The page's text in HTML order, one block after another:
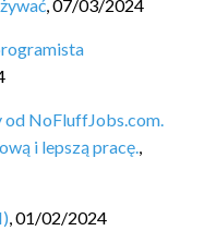
,07/03/2024
od NoFluffJobs.com.
i lepszą pracę.,
,01/02/2024